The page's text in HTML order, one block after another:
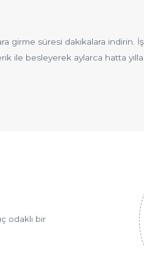
girme süresi dakikalara indirin. İş
ile besleyerek aylarca hatta
odaklı bir